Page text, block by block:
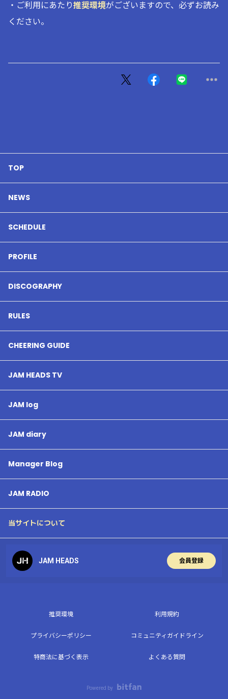
・ご利用にあたり推奨環境がございますので、必ずお読み
ください。
TOP
NEWS
SCHEDULE
PROFILE
DISCOGRAPHY
RULES
CHEERING GUIDE
JAM HEADS TV
JAM log
JAM diary
Manager Blog
JAM RADIO
当サイトについて
JAM HEADS 会員登録
推奨環境 利用規約
プライバシーポリシー コミュニティガイドライン
特商法に基づく表示 よくある質問
Powered by